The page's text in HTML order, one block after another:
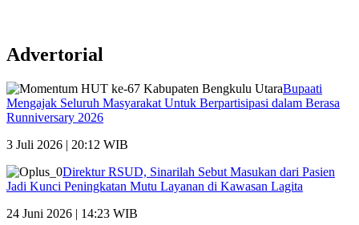
Advertorial
Bupaati
Mengajak Seluruh Masyarakat Untuk Berpartisipasi dalam Berasa
Runniversary 2026
3 Juli 2026 | 20:12 WIB
Direktur RSUD, Sinarilah Sebut Masukan dari Pasien
Jadi Kunci Peningkatan Mutu Layanan di Kawasan Lagita
24 Juni 2026 | 14:23 WIB